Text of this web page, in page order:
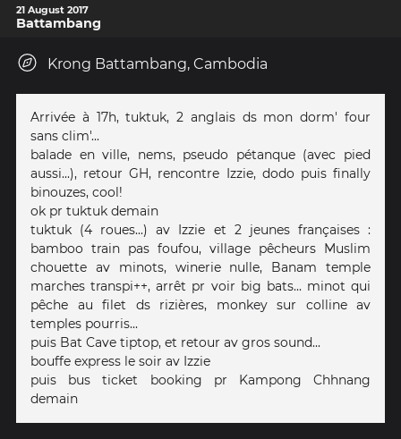
21 August 2017
Battambang
Krong Battambang, Cambodia
Arrivée à 17h, tuktuk, 2 anglais ds mon dorm' four
sans clim'...
balade en ville, nems, pseudo pétanque (avec pied
aussi...), retour GH, rencontre Izzie, dodo puis finally
binouzes, cool!
ok pr tuktuk demain
tuktuk (4 roues...) av Izzie et 2 jeunes françaises :
bamboo train pas foufou, village pêcheurs Muslim
chouette av minots, winerie nulle, Banam temple
marches transpi++, arrêt pr voir big bats... minot qui
pêche au filet ds rizières, monkey sur colline av
temples pourris...
puis Bat Cave tiptop, et retour av gros sound...
bouffe express le soir av Izzie
puis bus ticket booking pr Kampong Chhnang
demain